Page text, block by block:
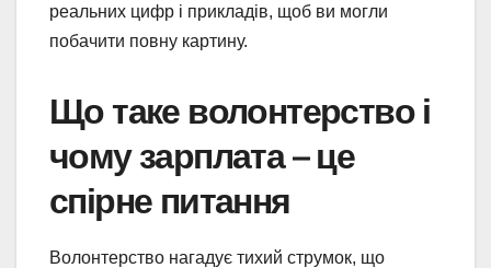
реальних цифр і прикладів, щоб ви могли
побачити повну картину.
Що таке волонтерство і
чому зарплата – це
спірне питання
Волонтерство нагадує тихий струмок, що